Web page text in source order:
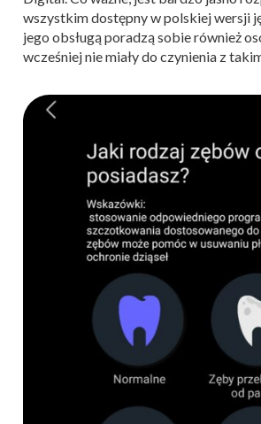
wszystkim dostępny w polskiej wersji
jego obsługą poradzą sobie również
wcześniej nie miały do czynienia z